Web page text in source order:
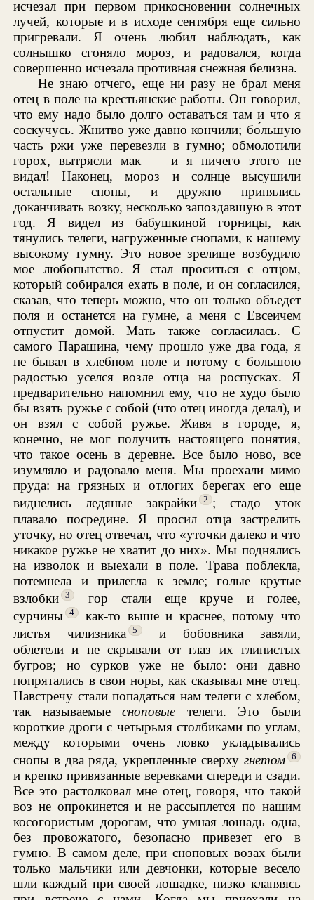
исчезал при первом прикосновении солнечных
лучей, которые и в исходе сентября еще сильно
пригревали. Я очень любил наблюдать, как
солнышко сгоняло мороз, и радовался, когда
совершенно исчезала противная снежная белизна.
Не знаю отчего, еще ни разу не брал меня
отец в поле на крестьянские работы. Он говорил,
что ему надо было долго оставаться там и что я
соскучусь. Жнитво уже давно кончили; бо́льшую
часть ржи уже перевезли в гумно; обмолотили
горох, вытрясли мак — и я ничего этого не
видал! Наконец, мороз и солнце высушили
остальные снопы, и дружно принялись
доканчивать возку, несколько запоздавшую в этот
год. Я видел из бабушкиной горницы, как
тянулись телеги, нагруженные снопами, к нашему
высокому гумну. Это новое зрелище возбудило
мое любопытство. Я стал проситься с отцом,
который собирался ехать в поле, и он согласился,
сказав, что теперь можно, что он только объедет
поля и останется на гумне, а меня с Евсеичем
отпустит домой. Мать также согласилась. С
самого Парашина, чему прошло уже два года, я
не бывал в хлебном поле и потому с большою
радостью уселся возле отца на роспусках. Я
предварительно напомнил ему, что не худо было
бы взять ружье с собой (что отец иногда делал), и
он взял с собой ружье. Живя в городе, я,
конечно, не мог получить настоящего понятия,
что такое осень в деревне. Все было ново, все
изумляло и радовало меня. Мы проехали мимо
пруда: на грязных и отлогих берегах его еще
виднелись ледяные закрайки
2 ; стадо уток
плавало посредине. Я просил отца застрелить
уточку, но отец отвечал, что «уточки далеко и что
никакое ружье не хватит до них». Мы поднялись
на изволок и выехали в поле. Трава поблекла,
потемнела и прилегла к земле; голые крутые
взлобки
3
гор стали еще круче и голее,
сурчины
4
как-то выше и краснее, потому что
листья чилизника
5 и бобовника завяли,
облетели и не скрывали от глаз их глинистых
бугров; но сурков уже не было: они давно
попрятались в свои норы, как сказывал мне отец.
Навстречу стали попадаться нам телеги с хлебом,
так называемыесноповые телеги. Это были
короткие дроги с четырьмя столбиками по углам,
между которыми очень ловко укладывались
снопы в два ряда, укрепленные сверху гнетом 6
и крепко привязанные веревками спереди и сзади.
Все это растолковал мне отец, говоря, что такой
воз не опрокинется и не рассыплется по нашим
косогористым дорогам, что умная лошадь одна,
без провожатого, безопасно привезет его в
гумно. В самом деле, при сноповых возах были
только мальчики или девчонки, которые весело
шли каждый при своей лошадке, низко кланяясь